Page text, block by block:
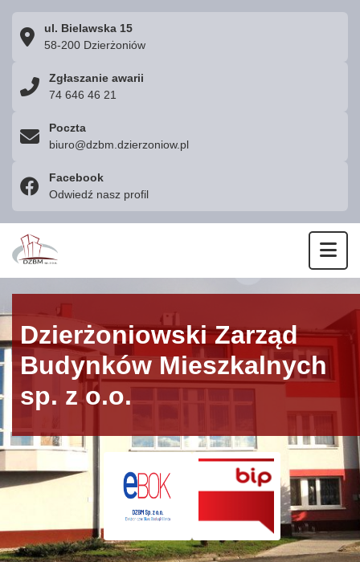
ul. Bielawska 15
58-200 Dzierżoniów
Zgłaszanie awarii
74 646 46 21
Poczta
biuro@dzbm.dzierzoniow.pl
Facebook
Odwiedź nasz profil
Dzierżoniowski Zarząd
Budynków Mieszkalnych
sp. z o.o.